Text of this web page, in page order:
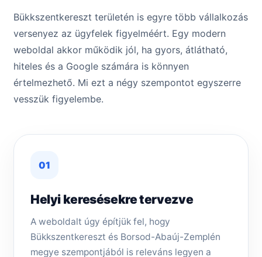
Bükkszentkereszt területén is egyre több vállalkozás
versenyez az ügyfelek figyelméért. Egy modern
weboldal akkor működik jól, ha gyors, átlátható,
hiteles és a Google számára is könnyen
értelmezhető. Mi ezt a négy szempontot egyszerre
vesszük figyelembe.
01
Helyi keresésekre tervezve
A weboldalt úgy építjük fel, hogy
Bükkszentkereszt és Borsod-Abaúj-Zemplén
megye szempontjából is releváns legyen a